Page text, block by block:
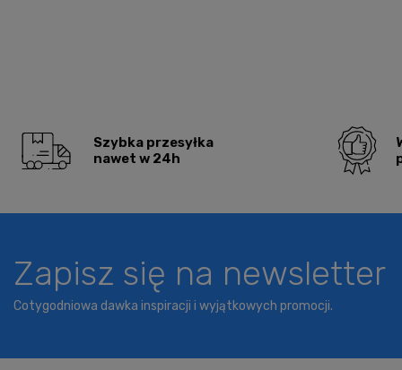
Szybka przesyłka
nawet w 24h
Zapisz się na newsletter
Cotygodniowa dawka inspiracji i wyjątkowych promocji.